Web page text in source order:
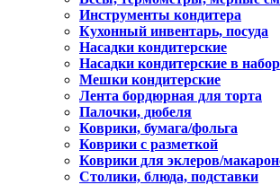
Инструменты кондитера
Кухонный инвентарь, посуда
Насадки кондитерские
Насадки кондитерские в
Мешки кондитерские
Лента бордюрная для торта
Палочки, дюбеля
Коврики, бумага/фольга
Коврики с разметкой
Коврики для эклеров/
Столики, блюда, подставки